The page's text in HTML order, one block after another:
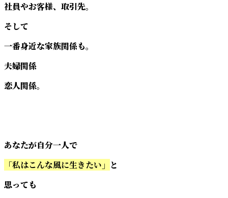
社員やお客様、取引先。
そして
一番身近な家族関係も。
夫婦関係
恋人関係。
あなたが自分一人で
「私はこんな風に生きたい」 と
思っても